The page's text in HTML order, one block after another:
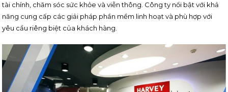
tài chính, chăm sóc sức khỏe và viễn thông. Công ty nổi bật với khả
năng cung cấp các giải pháp phần mềm linh hoạt và phù hợp với
yêu cầu riêng biệt của khách hàng.